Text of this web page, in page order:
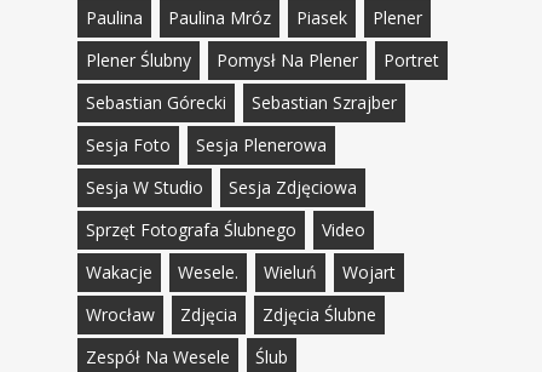
Paulina
Paulina Mróz Piasek
Plener
Plener Ślubny
Pomysł Na Plener
Portret
Sebastian Górecki
Sebastian Szrajber
Sesja Foto
Sesja Plenerowa
Sesja W Studio
Sesja Zdjęciowa
Sprzęt Fotografa Ślubnego
Video
Wakacje
Wesele. Wieluń
Wojart
Wrocław
Zdjęcia
Zdjęcia Ślubne
Zespół Na Wesele
Ślub